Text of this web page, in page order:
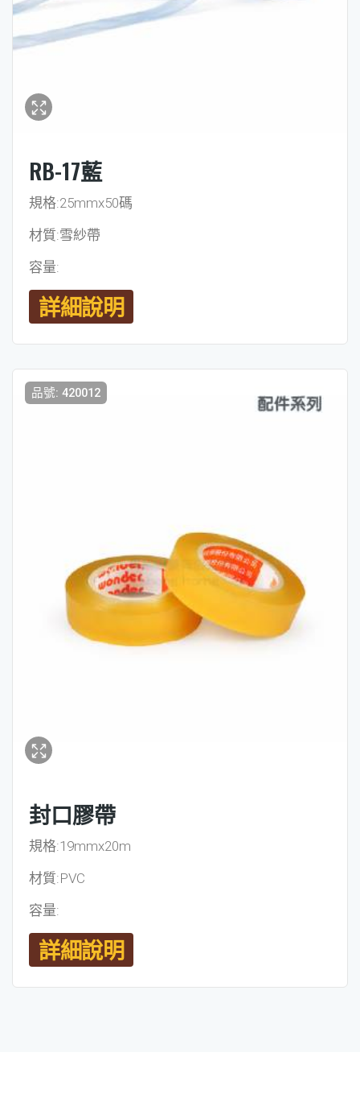
RB-17藍
規格:25mmx50碼
材質:雪紗帶
容量:
詳細說明
品號: 420012
封口膠帶
規格:19mmx20m
材質:PVC
容量:
詳細說明